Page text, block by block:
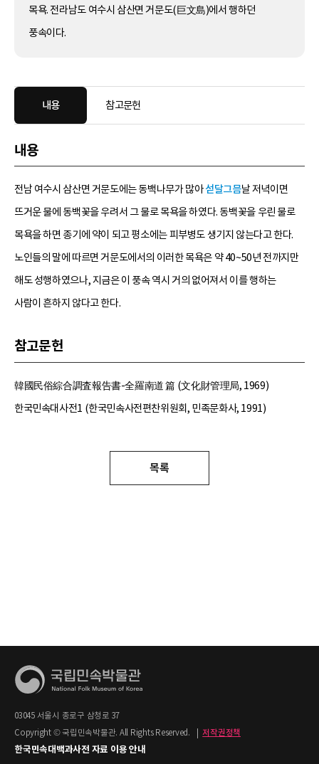
목욕. 전라남도 여수시 삼산면 거문도(巨文島)에서 행하던
풍속이다.
내용 참고문헌
내용
전남 여수시 삼산면 거문도에는 동백나무가 많아섣달그믐날 저녁이면
뜨거운 물에 동백꽃을 우려서 그 물로 목욕을 하였다. 동백꽃을 우린 물로
목욕을 하면 종기에 약이 되고 평소에는 피부병도 생기지 않는다고 한다.
노인들의 말에 따르면 거문도에서의 이러한 목욕은 약 40~50년 전까지만
해도 성행하였으나, 지금은 이 풍속 역시 거의 없어져서 이를 행하는
사람이 흔하지 않다고 한다.
참고문헌
韓國民俗綜合調査報告書-全羅南道 篇 (文化財管理局, 1969)
한국민속대사전1 (한국민속사전편찬위원회, 민족문화사, 1991)
목록
03045 서울시 종로구 삼청로 37
Copyright © 국립민속박물관. All Rights Reserved.
저작권정책
한국민속대백과사전 자료 이용 안내